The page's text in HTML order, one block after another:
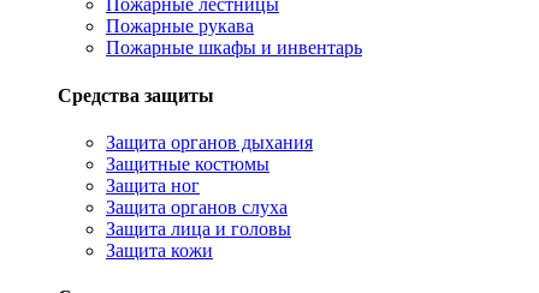
Пожарные лестницы
Пожарные рукава
Пожарные шкафы и инвентарь
Средства защиты
Защита органов дыхания
Защитные костюмы
Защита ног
Защита органов слуха
Защита лица и головы
Защита кожи